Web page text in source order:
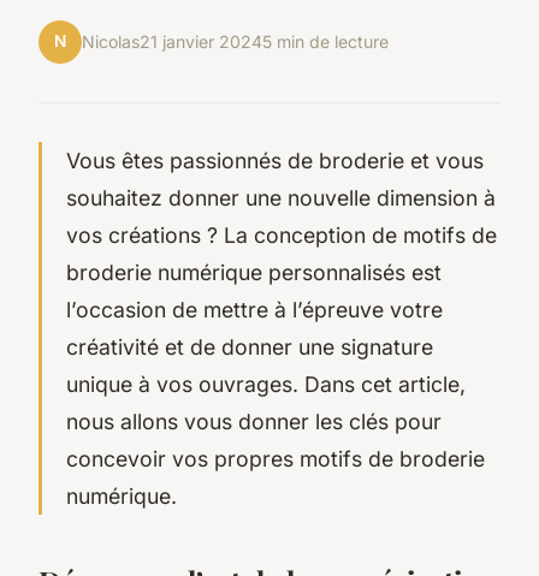
N Nicolas21 janvier 20245 min de lecture
Vous êtes passionnés de broderie et vous
souhaitez donner une nouvelle dimension à
vos créations ? La conception de motifs de
broderie numérique personnalisés est
l’occasion de mettre à l’épreuve votre
créativité et de donner une signature
unique à vos ouvrages. Dans cet article,
nous allons vous donner les clés pour
concevoir vos propres motifs de broderie
numérique.